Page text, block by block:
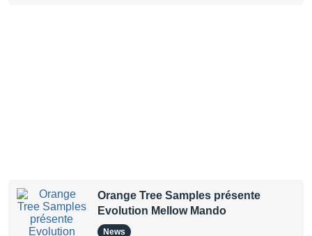
Orange Tree Samples présente
Evolution Mellow Mando
News